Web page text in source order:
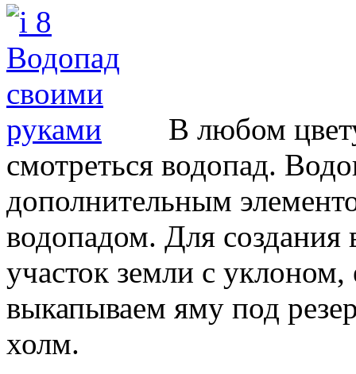
В любом
смотреться водопад.
дополнительным
водопадом. Для создания
участок земли с уклоном,
выкапываем яму под
холм.